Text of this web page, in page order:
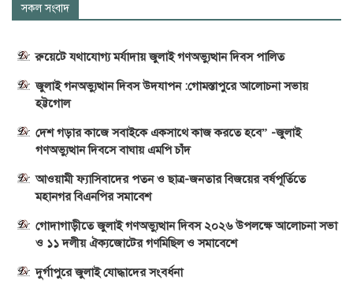
সকল সংবাদ
রুয়েটে যথাযোগ্য মর্যাদায় জুলাই গণঅভ্যুত্থান দিবস পালিত
জুলাই গনঅভ্যুত্থান দিবস উদযাপন :গোমস্তাপুরে আলোচনা সভায়
হট্টগোল
দেশ গড়ার কাজে সবাইকে একসাথে কাজ করতে হবে” -জুলাই
গণঅভ্যুত্থান দিবসে বাঘায় এমপি চাঁদ
আওয়ামী ফ্যাসিবাদের পতন ও ছাত্র-জনতার বিজয়ের বর্ষপূর্তিতে
মহানগর বিএনপির সমাবেশ
গোদাগাড়ীতে জুলাই গণঅভ্যুত্থান দিবস ২০২৬ উপলক্ষে আলোচনা সভা
ও ১১ দলীয় ঐক্যজোটের গণমিছিল ও সমাবেশে
দুর্গাপুরে জুলাই যোদ্ধাদের সংবর্ধনা